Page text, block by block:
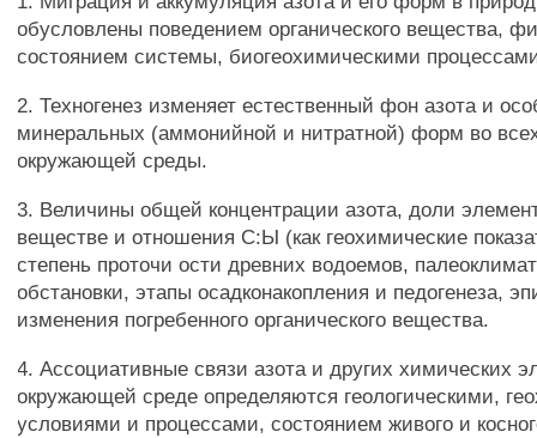
обусловлены поведением органического вещества,
состоянием системы, биогеохимическими
2. Техногенез изменяет естественный фон азота и
минеральных (аммонийной и нитратной) форм во
окружающей среды.
3. Величины общей концентрации азота, доли
веществе и отношения С:Ы (как геохимические
степень проточи ости древних водоемов,
обстановки, этапы осадконакопления и педогенеза,
изменения погребенного органического вещества.
4. Ассоциативные связи азота и других химических
окружающей среде определяются геологическими,
условиями и процессами, состоянием живого и